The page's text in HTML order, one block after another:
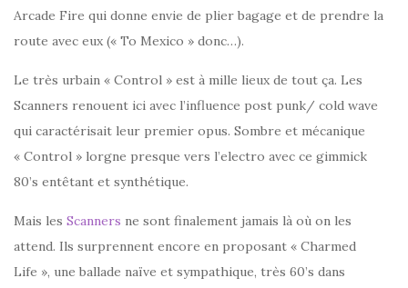
Arcade Fire qui donne envie de plier bagage et de prendre la
route avec eux (« To Mexico » donc…).
Le très urbain « Control » est à mille lieux de tout ça. Les
Scanners renouent ici avec l’influence post punk/ cold wave
qui caractérisait leur premier opus. Sombre et mécanique
« Control » lorgne presque vers l’electro avec ce gimmick
80’s entêtant et synthétique.
Mais les Scanners ne sont finalement jamais là où on les
attend. Ils surprennent encore en proposant « Charmed
Life », une ballade naïve et sympathique, très 60’s dans